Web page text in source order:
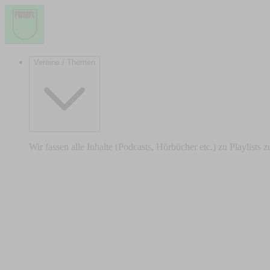
Vereine / Themen
Wir fassen alle Inhalte (Podcasts, Hörbücher etc.) zu Playlists